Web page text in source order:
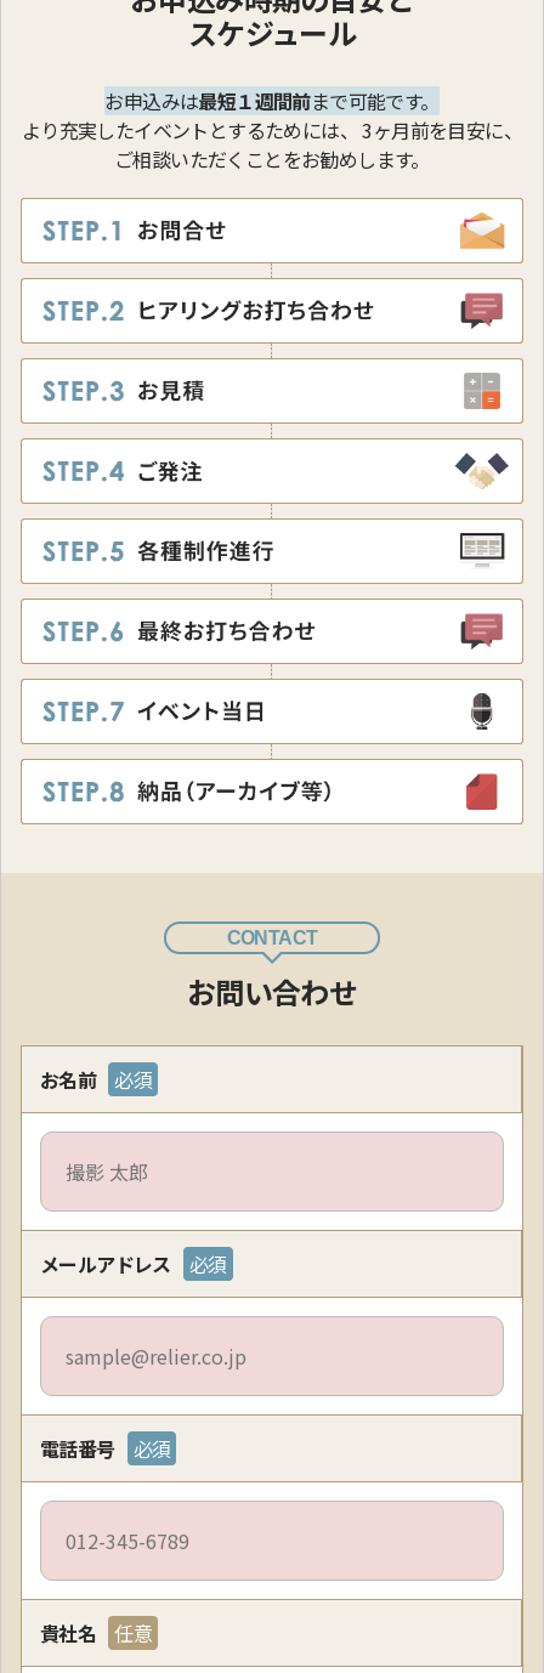
スケジュール
お申込みは最短１週間前まで可能です。
より充実したイベントとするためには、 3ヶ月前を目安に、
ご相談いただくことをお勧めします。
CONTACT
お問い合わせ
お名前
メールアドレス
電話番号
貴社名